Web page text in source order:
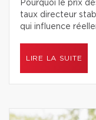
Pourquoi le prix
taux directeur
qui influence
LIRE LA SUITE